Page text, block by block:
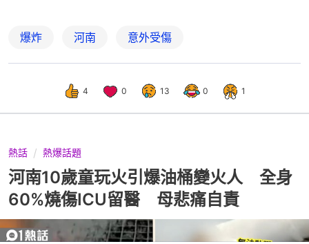
爆炸 河南 意外受傷
4 0 13 0 1
熱話 熱爆話題
河南10歲童玩火引爆油桶變火人 全身
60%燒傷ICU留醫 母悲痛自責